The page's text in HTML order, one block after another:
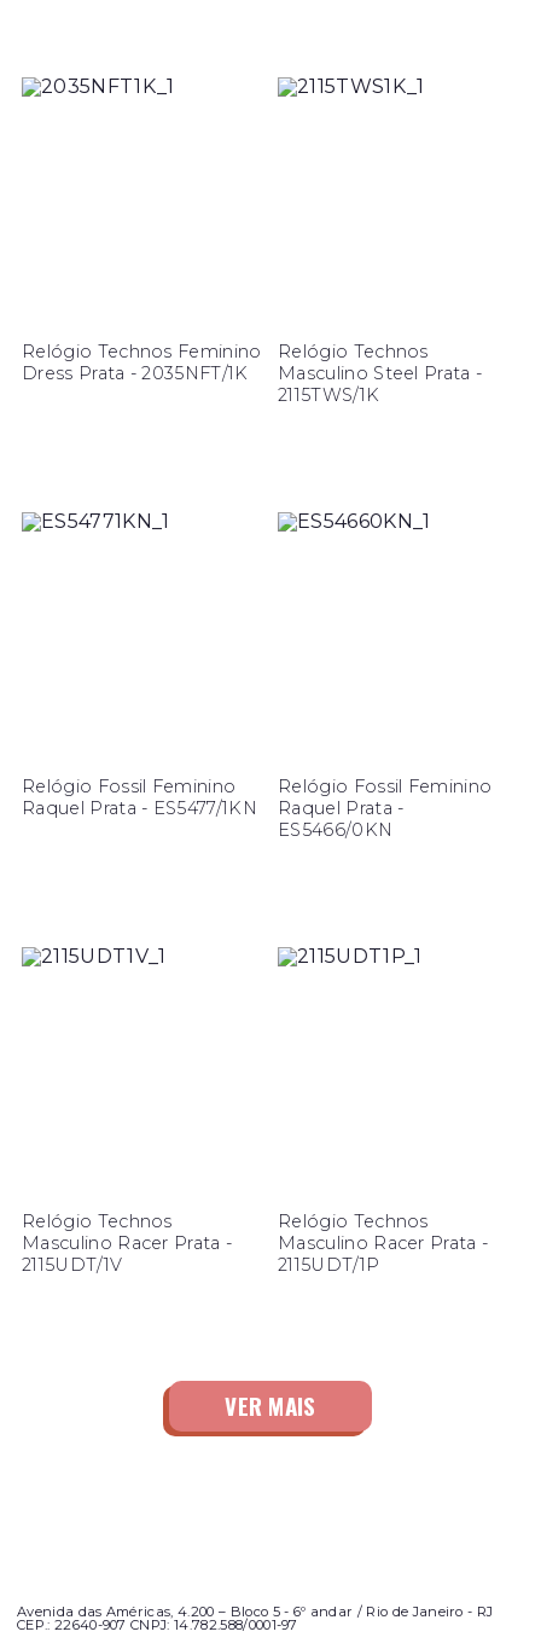
Relógio Technos Feminino
Dress Prata - 2035NFT/1K
Relógio Technos
Masculino Steel Prata -
2115TWS/1K
Relógio Fossil Feminino
Raquel Prata - ES5477/1KN
Relógio Fossil Feminino
Raquel Prata -
ES5466/0KN
Relógio Technos
Masculino Racer Prata -
2115UDT/1V
Relógio Technos
Masculino Racer Prata -
2115UDT/1P
Avenida das Américas, 4.200 – Bloco 5 - 6º andar / Rio de Janeiro - RJ
CEP.: 22640-907 CNPJ: 14.782.588/0001-97